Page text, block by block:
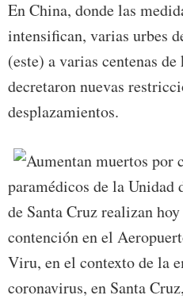
En China, donde las
intensifican, varias urbes
(este) a varias centenas
decretaron nuevas
desplazamientos.
paramédicos de la Unidad
de Santa Cruz realizan
contención en el
Viru, en el contexto de la
coronavirus, en Santa